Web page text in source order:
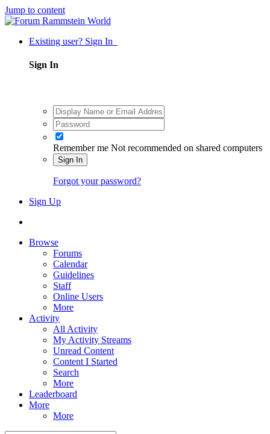
Jump to content
Existing user? Sign In
Sign In
Remember me Not recommended on shared computers
Sign In
Forgot your password?
Sign Up
Browse
Forums
Calendar
Guidelines
Staff
Online Users
More
Activity
All Activity
My Activity Streams
Unread Content
Content I Started
Search
More
Leaderboard
More
More